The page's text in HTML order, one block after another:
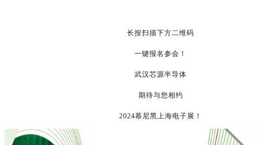
长按扫描下方二维码
一键报名参会！
武汉芯源半导体
期待与您相约
2024慕尼黑上海电子展！